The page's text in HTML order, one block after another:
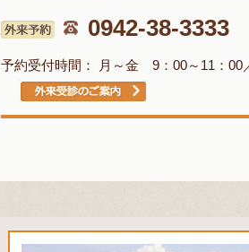
0942-38-3333
予約受付時間： 月～金 9：00～11：